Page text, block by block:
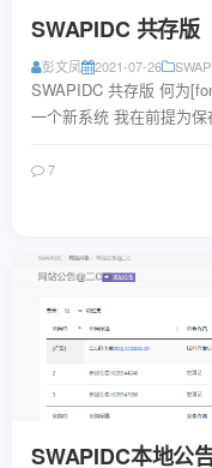
SWAPIDC 共存版
彭文凤 2021-07-26
SWAPIDC 共存版 何为
一个新系统 我在前提为
7
SWAPIDC本地公